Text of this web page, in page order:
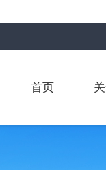
首页